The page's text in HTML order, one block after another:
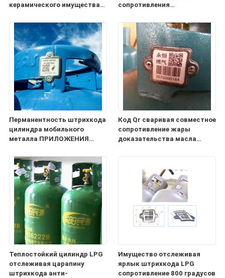
керамического имущества
хороший
сопротивления
отслеживать управление
Перманентность штрихкода
цилиндра мобильного
металла ПРИЛОЖЕНИЯ
Код Qr сваривая совместное
сопротивление жары
доказательства масла
Теплостойкий цилиндр LPG
отслеживая царапину
штрихкода анти-
Имущество отслеживая
ярлык штрихкода LPG
сопротивление 800 градусов